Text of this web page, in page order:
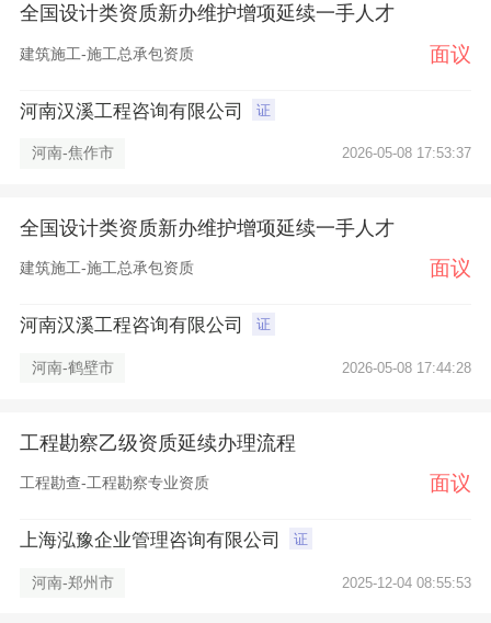
全国设计类资质新办维护增项延续一手人才
建筑施工-施工总承包资质 面议
河南汉溪工程咨询有限公司 证
河南-焦作市 2026-05-08 17:53:37
全国设计类资质新办维护增项延续一手人才
建筑施工-施工总承包资质 面议
河南汉溪工程咨询有限公司 证
河南-鹤壁市 2026-05-08 17:44:28
工程勘察乙级资质延续办理流程
工程勘查-工程勘察专业资质 面议
上海泓豫企业管理咨询有限公司 证
河南-郑州市 2025-12-04 08:55:53